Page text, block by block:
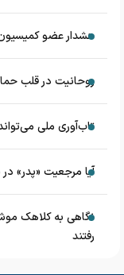
هشدار عضو
روحانیت در قلب
تاب‌آوری ملی
آیا مرجعیت «پدر»
رفتند